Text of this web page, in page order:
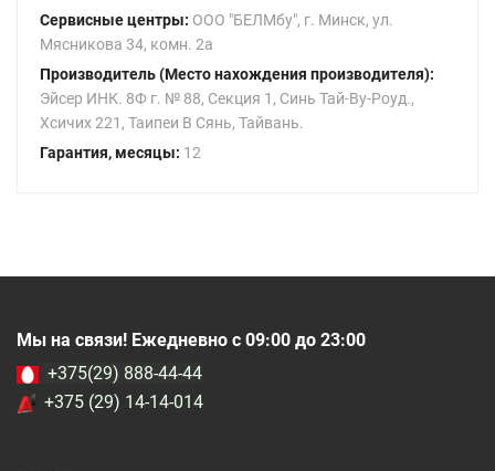
Сервисные центры: ООО "БЕЛМбу", г. Минск, ул.
Мясникова 34, комн. 2а
Производитель (Место нахождения производителя):
Эйсер ИНК. 8Ф г. № 88, Секция 1, Синь Тай-Ву-Роуд.,
Хсичих 221, Таипеи В Сянь, Тайвань.
Гарантия, месяцы: 12
Мы на связи! Ежедневно с 09:00 до 23:00
+375(29) 888-44-44
+375 (29) 14-14-014